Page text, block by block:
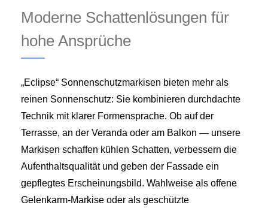
Moderne Schattenlösungen für
hohe Ansprüche
„Eclipse“ Sonnenschutzmarkisen bieten mehr als
reinen Sonnenschutz: Sie kombinieren durchdachte
Technik mit klarer Formensprache. Ob auf der
Terrasse, an der Veranda oder am Balkon — unsere
Markisen schaffen kühlen Schatten, verbessern die
Aufenthaltsqualität und geben der Fassade ein
gepflegtes Erscheinungsbild. Wahlweise als offene
Gelenkarm-Markise oder als geschützte